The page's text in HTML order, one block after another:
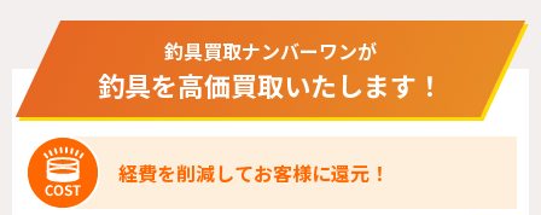
釣具買取ナンバーワンが
釣具を高価買取いたします！
経費を削減してお客様に還元！